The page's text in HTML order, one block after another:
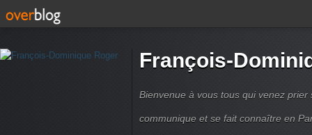
François-
Bienvenue à vous tous qui venez prier
communique et se fait connaître en